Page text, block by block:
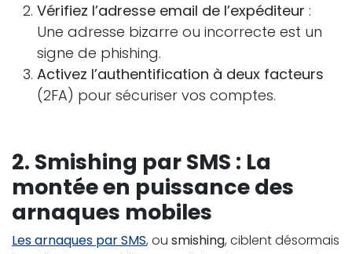
Vérifiez l’adresse email de l’expéditeur :
Une adresse bizarre ou incorrecte est un
signe de phishing.
Activez l’authentification à deux facteurs
(2FA) pour sécuriser vos comptes.
2. Smishing par SMS : La
montée en puissance des
arnaques mobiles
Les arnaques par SMS, ou smishing, ciblent désormais